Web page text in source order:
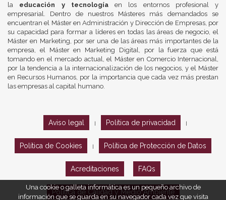
la educación y tecnologíaen los entornos profesional y
empresarial. Dentro de nuestros Másteres más demandados se
encuentran el Máster en Administración y Dirección de Empresas, por
su capacidad para formar a líderes en todas las áreas de negocio, el
Máster en Marketing, por ser una de las áreas más importantes de la
empresa, el Máster en Marketing Digital, por la fuerza que está
tomando en el mercado actual, el Máster en Comercio Internacional,
por la tendencia a la internacionalización de los negocios, y el Máster
en Recursos Humanos, por la importancia que cada vez más prestan
las empresas al capital humano.
Aviso legal Política de privacidad
Política de Cookies Política de Protección de Datos
Acreditaciones FAQs
Política de Calidad y Medio Ambiente
Una cookie o galleta informática es un pequeño archivo de
información que se guarda en su navegador cada vez que visita